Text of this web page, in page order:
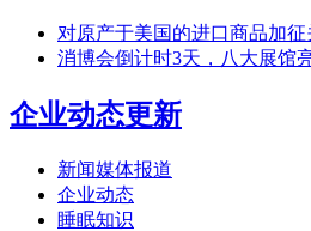
对原产于美国的进口商品加
消博会倒计时3天，八大展馆
企业动态更新
新闻媒体报道
企业动态
睡眠知识